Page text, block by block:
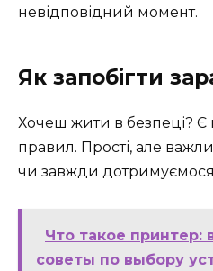
невідповідний момент.
Як запобігти
Хочеш жити в безпеці? Є
правил. Прості, але
чи завжди
Что такое принтер:
советы по выбору